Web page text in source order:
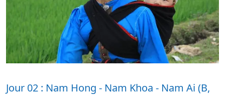
Jour 02 : Nam Hong - Nam Khoa - Nam Ai (B,